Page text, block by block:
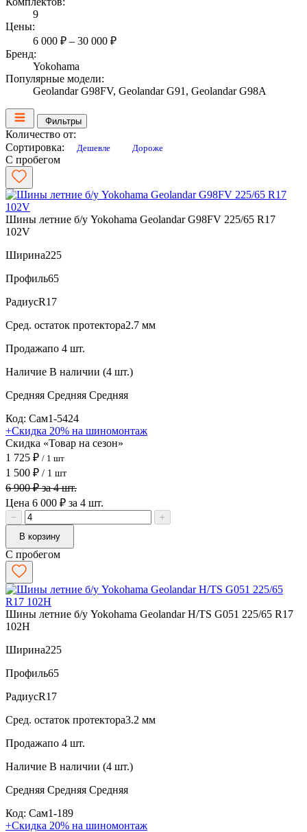
9
Цены:
6 000 ₽ – 30 000 ₽
Бренд:
Yokohama
Популярные модели:
Geolandar G98FV, Geolandar G91, Geolandar G98A
Фильтры
Количество от:
Сортировка:
Дешевле Дороже
С пробегом
Шины летние б/у Yokohama Geolandar G98FV 225/65 R17
102V
Ширина225
Профиль65
РадиусR17
Сред. остаток протектора2.7 мм
Продажапо 4 шт.
Наличие В наличии (4 шт.)
Средняя Средняя Средняя
Код: Сам1-5424
+Скидка 20% на шиномонтаж
Скидка «Товар на сезон»
1 725 ₽ / 1 шт
1 500 ₽ / 1 шт
6 900 ₽ за 4 шт.
Цена 6 000 ₽ за 4 шт.
−
+
В корзину
С пробегом
Шины летние б/у Yokohama Geolandar H/TS G051 225/65 R17
102H
Ширина225
Профиль65
РадиусR17
Сред. остаток протектора3.2 мм
Продажапо 4 шт.
Наличие В наличии (4 шт.)
Средняя Средняя Средняя
Код: Сам1-189
+Скидка 20% на шиномонтаж